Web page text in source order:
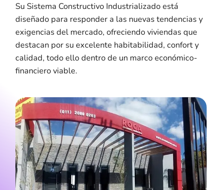
Su Sistema Constructivo Industrializado está
diseñado para responder a las nuevas tendencias y
exigencias del mercado, ofreciendo viviendas que
destacan por su excelente habitabilidad, confort y
calidad, todo ello dentro de un marco económico-
financiero viable.